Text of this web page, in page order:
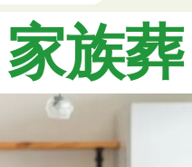
家族葬
家族葬
家族葬
家族葬
家族葬